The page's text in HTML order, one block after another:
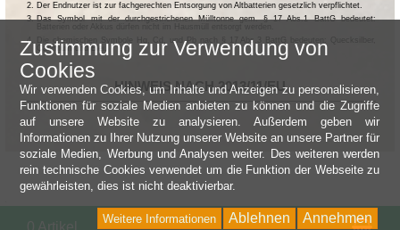
Der Endnutzer ist zur fachgerechten Entsorgung von Altbatterien gesetzlich verpflichtet.
Das Symbol mit der durchgestrichenen Mülltonne gem. § 17 Abs.1 BattG bedeutet:
Die chemischen Symbole Hg, Cd, und Pb nach § 17 Abs.3 BattG bedeuten: Quecksilber,
Cadmium und Blei.
HINWEIS NACH 2013/11/EU
Zustimmung zur Verwendung von
Cookies
Wir verwenden Cookies, um Inhalte und Anzeigen zu personalisieren,
Funktionen für soziale Medien anbieten zu können und die Zugriffe
auf unsere Website zu analysieren. Außerdem geben wir
Informationen zu Ihrer Nutzung unserer Website an unsere Partner für
soziale Medien, Werbung und Analysen weiter. Des weiteren werden
rein technische Cookies verwendet um die Funktion der Webseite zu
gewährleisten, dies ist nicht deaktivierbar.
Annehmen
Ablehnen
Weitere Informationen